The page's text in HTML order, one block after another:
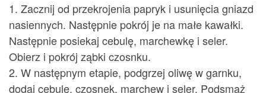
1. Zacznij od przekrojenia papryk i usunięcia gniazd
nasiennych. Następnie pokrój je na małe kawałki.
Następnie posiekaj cebulę, marchewkę i seler.
Obierz i pokrój ząbki czosnku.
2. W następnym etapie, podgrzej oliwę w garnku,
dodaj cebulę, czosnek, marchew i seler. Podsmaż